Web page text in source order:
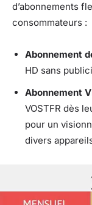
d’abonnements
consommateurs :
Abonnement
HD sans
Abonnement
VOSTFR dès
pour un
divers